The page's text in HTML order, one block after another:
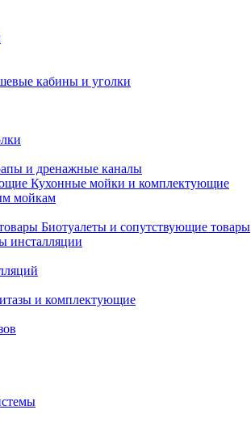
кабины и уголки
и дренажные каналы
Кухонные мойки и комплектующие
мойкам
Биотуалеты и сопутствующие товары
инсталляции
и комплектующие